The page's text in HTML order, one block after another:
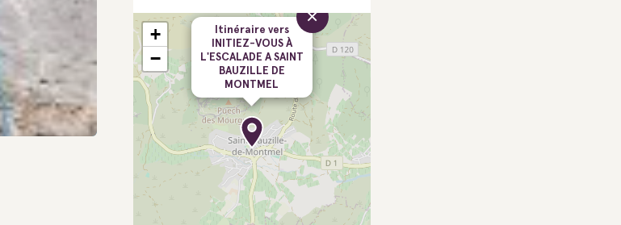
Itinéraire vers
INITIEZ-VOUS À
L'ESCALADE A SAINT
BAUZILLE DE
MONTMEL
×
+
−